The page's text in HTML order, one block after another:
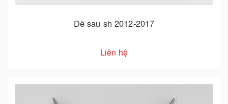
Dè sau sh 2012-2017
Liên hệ